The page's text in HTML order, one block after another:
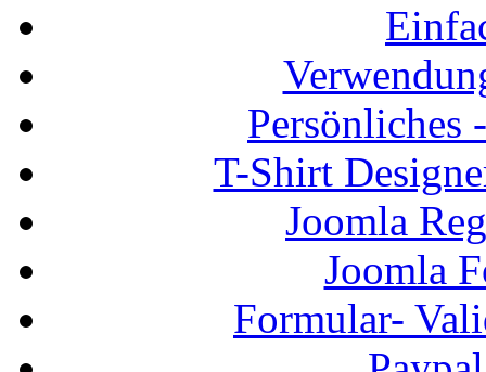
Persönliches
T-Shirt
Joomla
Joomla
Formular-